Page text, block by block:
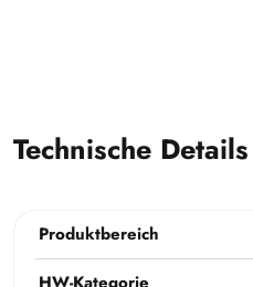
Technische Details
Produktbereich